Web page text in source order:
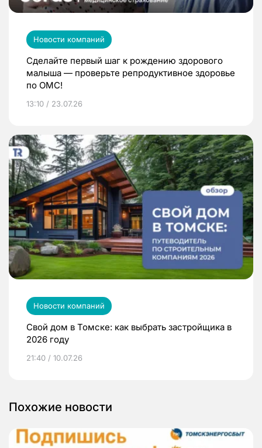
Новости компаний
Сделайте первый шаг к рождению здорового
малыша — проверьте репродуктивное здоровье
по ОМС!
13:10 / 23.07.26
Новости компаний
Свой дом в Томске: как выбрать застройщика в
2026 году
21:40 / 10.07.26
Похожие новости